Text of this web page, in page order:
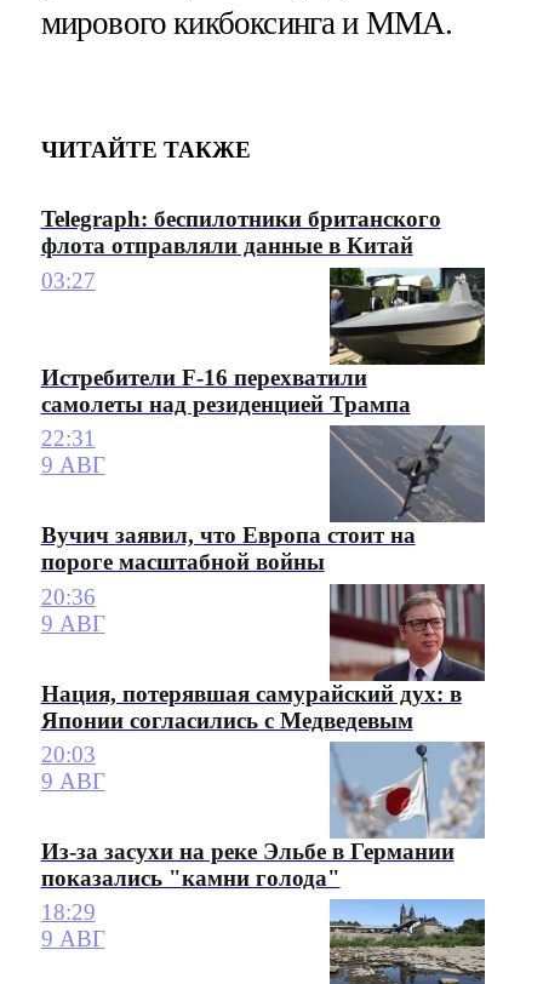
мирового кикбоксинга и ММА.
ЧИТАЙТЕ ТАКЖЕ
Telegraph: беспилотники британского
флота отправляли данные в Китай
03:27
Истребители F-16 перехватили
самолеты над резиденцией Трампа
22:31
9 АВГ
Вучич заявил, что Европа стоит на
пороге масштабной войны
20:36
9 АВГ
Нация, потерявшая самурайский дух: в
Японии согласились с Медведевым
20:03
9 АВГ
Из-за засухи на реке Эльбе в Германии
показались "камни голода"
18:29
9 АВГ